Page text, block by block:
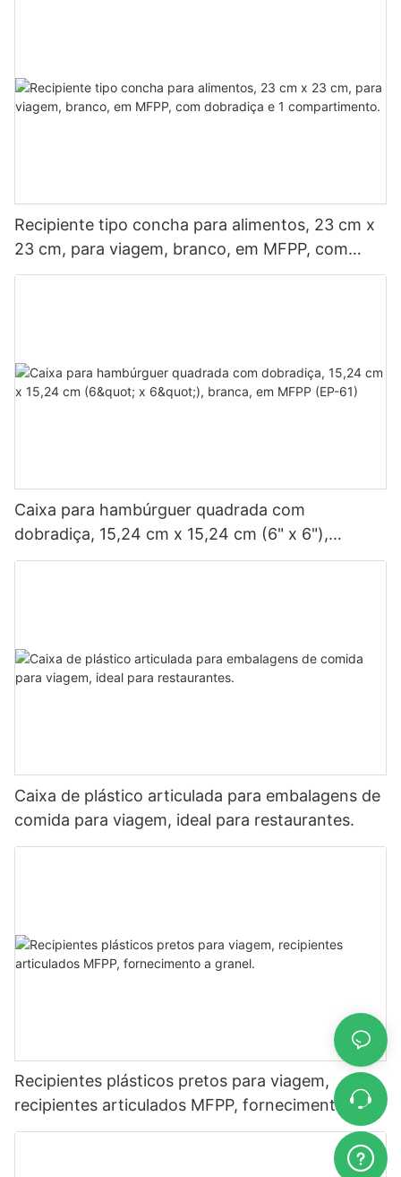
Recipiente tipo concha para alimentos, 23 cm x
23 cm, para viagem, branco, em MFPP, com
dobradiça e 1 compartimento.
Caixa para hambúrguer quadrada com
dobradiça, 15,24 cm x 15,24 cm (6" x 6"),
branca, em MFPP (EP-61)
Caixa de plástico articulada para embalagens de
comida para viagem, ideal para restaurantes.
Recipientes plásticos pretos para viagem,
recipientes articulados MFPP, fornecimento a
granel.